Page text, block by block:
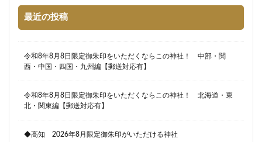
最近の投稿
令和8年8月8日限定御朱印をいただくならこの神社！ 中部・関
西・中国・四国・九州編【郵送対応有】
令和8年8月8日限定御朱印をいただくならこの神社！ 北海道・東
北・関東編【郵送対応有】
◆高知 2026年8月限定御朱印がいただける神社